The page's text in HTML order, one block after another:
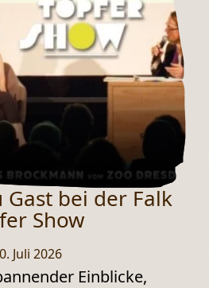
Gast bei der Falk
Show
Juli 2026
Einblicke,